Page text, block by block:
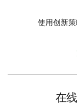
使用创新策
在